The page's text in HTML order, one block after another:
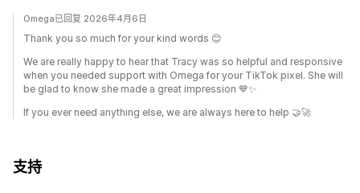
Omega已回复 2026年4月6日
Thank you so much for your kind words 😊
We are really happy to hear that Tracy was so helpful and responsive
when you needed support with Omega for your TikTok pixel. She will
be glad to know she made a great impression 💙✨
If you ever need anything else, we are always here to help 🤝🚀
支持